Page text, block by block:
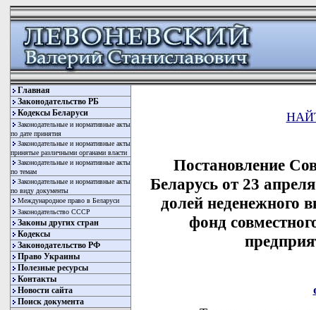
Главная
Законодательство РБ
Кодексы Беларуси
Законодательные и нормативные акты
по дате принятия
Законодательные и нормативные акты
принятые различными органами власти
Законодательные и нормативные акты
по темам
Законодательные и нормативные акты
по виду документы
Международное право в Беларуси
Законодательство СССР
Законы других стран
Кодексы
Законодательство РФ
Право Украины
Полезные ресурсы
Контакты
Новости сайта
Поиск документа
Постановление
Беларусь от 23
долей неденежного
фонд